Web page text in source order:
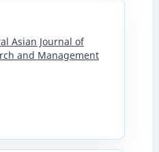
Asian Journal of
and Management